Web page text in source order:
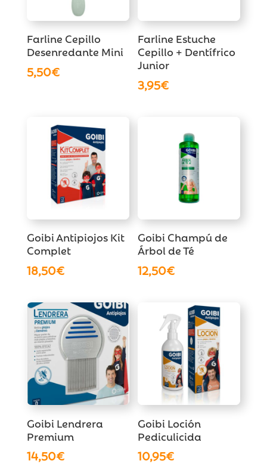
Farline Cepillo
Desenredante Mini
5,50€
Farline Estuche
Cepillo + Dentífrico
Junior
3,95€
Goibi Antipiojos Kit
Complet
18,50€
Goibi Champú de
Árbol de Té
12,50€
Goibi Lendrera
Premium
14,50€
Goibi Loción
Pediculicida
10,95€